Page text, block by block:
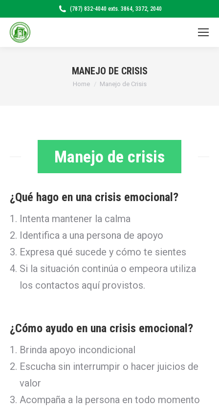
(787) 832-4040 exts. 3864, 3372, 2040
MANEJO DE CRISIS
You are here:
Home Manejo de Crisis
Manejo de crisis
¿Qué hago en una crisis emocional?
Intenta mantener la calma
Identifica a una persona de apoyo
Expresa qué sucede y cómo te sientes
Si la situación continúa o empeora utiliza
los contactos aquí provistos.
¿Cómo ayudo en una crisis emocional?
Brinda apoyo incondicional
Escucha sin interrumpir o hacer juicios de
valor
Acompaña a la persona en todo momento